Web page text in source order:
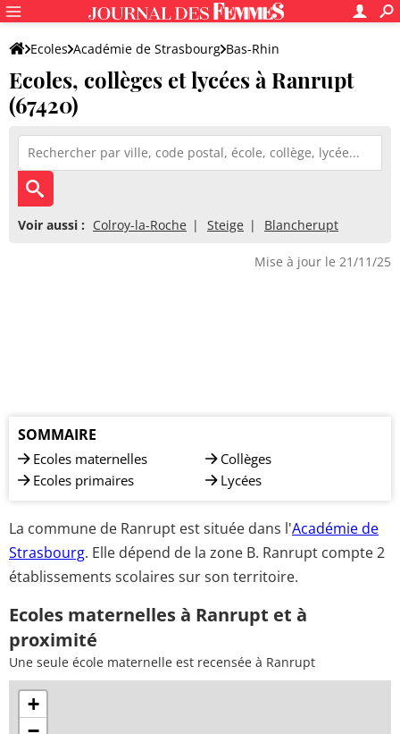
Ecoles Académie de Strasbourg Bas-Rhin
Ecoles, collèges et lycées à Ranrupt
(67420)
Voir aussi : Colroy-la-Roche Steige Blancherupt
Mise à jour le 21/11/25
SOMMAIRE
Ecoles maternelles
Ecoles primaires
Collèges
Lycées
La commune de Ranrupt est située dans l'Académie de
Strasbourg. Elle dépend de la zone B. Ranrupt compte 2
établissements scolaires sur son territoire.
Ecoles maternelles à Ranrupt et à
proximité
Une seule école maternelle est recensée à Ranrupt
+